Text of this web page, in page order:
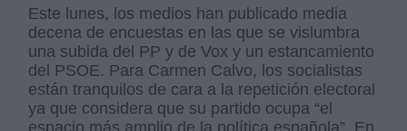
Este lunes, los medios han publicado media
decena de encuestas en las que se vislumbra
una subida del PP y de Vox y un estancamiento
del PSOE. Para Carmen Calvo, los socialistas
están tranquilos de cara a la repetición electoral
ya que considera que su partido ocupa “el
espacio más amplio de la política española”. En